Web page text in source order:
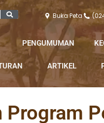
Buka Peta
PENGUMUMAN
ARTIKEL